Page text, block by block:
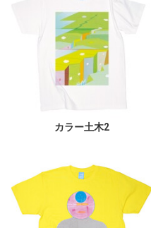
カラー土木2